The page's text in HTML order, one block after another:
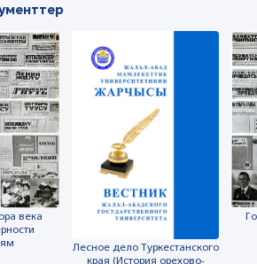
века
Лесное дело Туркестанского
края (История орехово-